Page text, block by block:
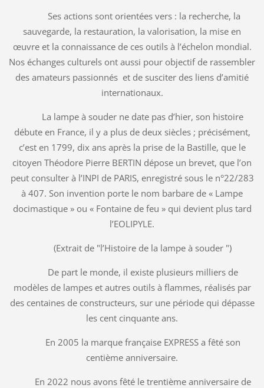
Ses actions sont orientées vers : la recherche, la
sauvegarde, la restauration, la valorisation, la mise en
œuvre et la connaissance de ces outils à l’échelon mondial.
Nos échanges culturels ont aussi pour objectif de rassembler
des amateurs passionnés et de susciter des liens d’amitié
internationaux.
La lampe à souder ne date pas d’hier, son histoire
débute en France, il y a plus de deux siècles ; précisément,
c’est en 1799, dix ans après la prise de la Bastille, que le
citoyen Théodore Pierre BERTIN dépose un brevet, que l’on
peut consulter à l’INPI de PARIS, enregistré sous le n°22/283
à 407. Son invention porte le nom barbare de « Lampe
docimastique » ou « Fontaine de feu » qui devient plus tard
l’EOLIPYLE.
(Extrait de "l’Histoire de la lampe à souder ")
De part le monde, il existe plusieurs milliers de
modèles de lampes et autres outils à flammes, réalisés par
des centaines de constructeurs, sur une période qui dépasse
les cent cinquante ans.
En 2005 la marque française EXPRESS a fêté son
centième anniversaire.
En 2022 nous avons fêté le trentième anniversaire de